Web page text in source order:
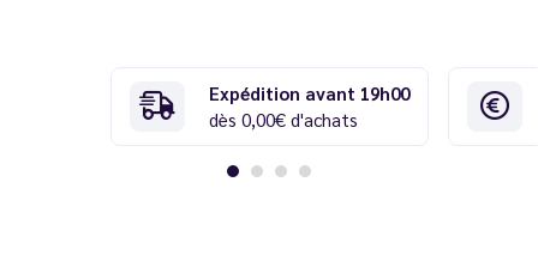
Expédition avant 19h00
dès 0,00€ d'achats